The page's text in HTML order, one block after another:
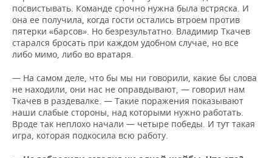
посвистывать. Команде срочно нужна была встряска. И
она ее получила, когда гости остались втроем против
пятерки «барсов». Но безрезультатно. Владимир Ткачев
старался бросать при каждом удобном случае, но все
либо мимо, либо во вратаря.
— На самом деле, что бы мы ни говорили, какие бы слова
не находили, они нас не оправдывают, — говорил нам
Ткачев в раздевалке. — Такие поражения показывают
наши слабые стороны, над которыми нужно работать.
Вроде так неплохо начали — четыре победы. И тут такая
игра, которая подкосила всю работу.